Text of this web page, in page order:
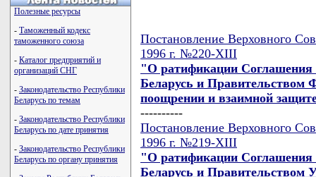
Полезные ресурсы
- Таможенный кодекс
таможенного союза
- Каталог предприятий и
организаций СНГ
- Законодательство Республики
Беларусь по темам
- Законодательство Республики
Беларусь по дате принятия
- Законодательство Республики
Беларусь по органу принятия
Постановление Верховного
1996 г. №220-XIII
"О ратификации Соглашения
Беларусь и Правительством
поощрении и взаимной
----------
Постановление Верховного
1996 г. №219-XIII
"О ратификации Соглашения
Беларусь и Правительством